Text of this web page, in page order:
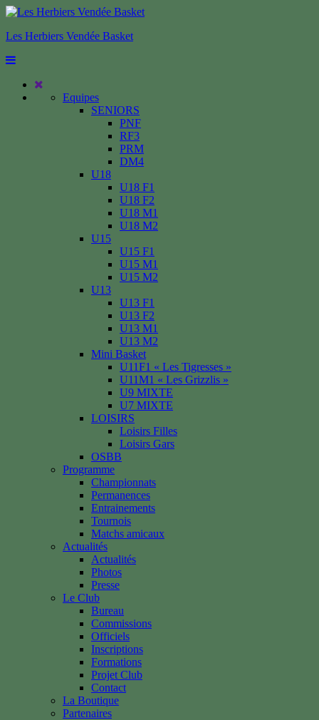
Les Herbiers Vendée Basket
Equipes
SENIORS
PNF
RF3
PRM
DM4
U18
U18 F1
U18 F2
U18 M1
U18 M2
U15
U15 F1
U15 M1
U15 M2
U13
U13 F1
U13 F2
U13 M1
U13 M2
Mini Basket
U11F1 « Les Tigresses »
U11M1 « Les Grizzlis »
U9 MIXTE
U7 MIXTE
LOISIRS
Loisirs Filles
Loisirs Gars
OSBB
Programme
Championnats
Permanences
Entrainements
Tournois
Matchs amicaux
Actualités
Actualités
Photos
Presse
Le Club
Bureau
Commissions
Officiels
Inscriptions
Formations
Projet Club
Contact
La Boutique
Partenaires